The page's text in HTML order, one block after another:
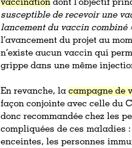
vaccination dont l’objectif
susceptible de recevoir une
lancement du vaccin combiné
l’avancement du projet au
n’existe aucun vaccin qui
grippe dans une même
En revanche, lacampagne de
façon conjointe avec celle du
donc recommandée chez les
compliquées de ces maladies
enceintes, les personnes